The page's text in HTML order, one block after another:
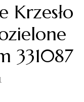
Krzesło
331087